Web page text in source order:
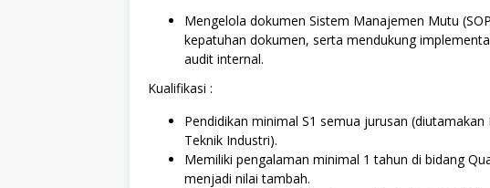
Mengelola dokumen Sistem Manajemen Mutu
kepatuhan dokumen, serta mendukung
audit internal.
Kualifikasi :
Pendidikan minimal S1 semua jurusan
Teknik Industri).
Memiliki pengalaman minimal 1 tahun di bidang
menjadi nilai tambah.